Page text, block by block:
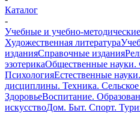
Каталог
-
Учебные и учебно-
Художественная литература
изданияСправочные издания
эзотерикаОбщественные науки.
ПсихологияЕстественные
дисциплины. Техника. Сельское
ЗдоровьеВоспитание.
искусствоДом. Быт. Спорт.